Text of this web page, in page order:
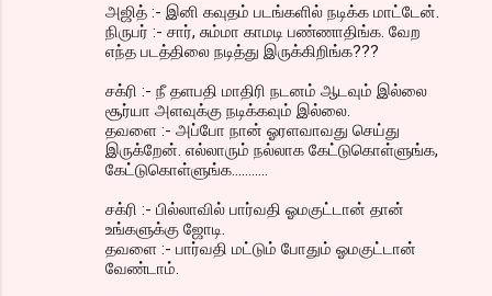
அஜித் :- இனி கவுதம் படங்களில் நடிக்க மாட்டேன்.
நிருபர் :- சார், சும்மா காமடி பண்ணாதிங்க. வேற
எந்த படத்திலை நடித்து இருக்கிறிங்க???
சக்ரி :- நீ தளபதி மாதிரி நடனம் ஆடவும் இல்லை
சூர்யா அளவுக்கு நடிக்கவும் இல்லை.
தவளை :- அப்போ நான் ஓரளவாவது செய்து
இருக்றேன். எல்லாரும் நல்லாக கேட்டுகொள்ளுங்க,
கேட்டுகொள்ளுங்க...........
சக்ரி :- பில்லாவில் பார்வதி ஓமகுட்டான் தான்
உங்களுக்கு ஜோடி.
தவளை :- பார்வதி மட்டும் போதும் ஓமகுட்டான்
வேண்டாம்.